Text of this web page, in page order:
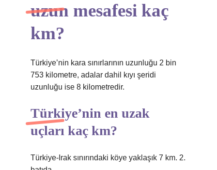
uzun mesafesi kaç
km?
Türkiye’nin kara sınırlarının uzunluğu 2 bin
753 kilometre, adalar dahil kıyı şeridi
uzunluğu ise 8 kilometredir.
Türkiye’nin en uzak
uçları kaç km?
Türkiye-Irak sınırındaki köye yaklaşık 7 km. 2.